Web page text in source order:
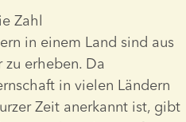
Zahl
in einem Land sind aus
zu erheben. Da
in vielen Ländern
Zeit anerkannt ist, gibt